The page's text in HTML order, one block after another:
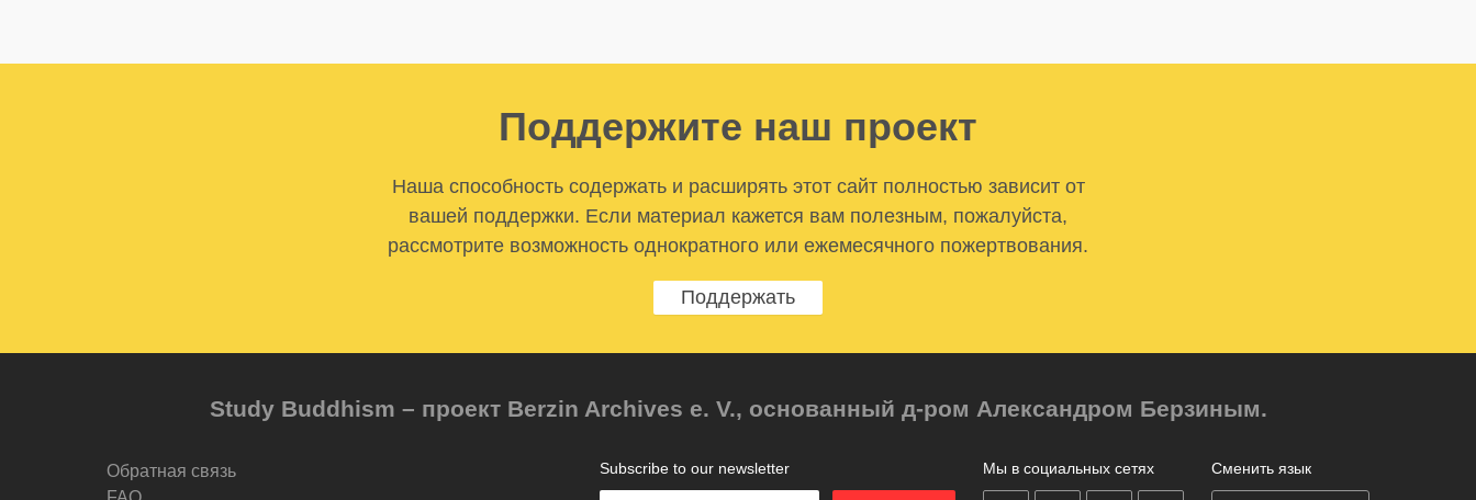
Поддержите наш проект
Наша способность содержать и расширять этот сайт полностью зависит от
вашей поддержки. Если материал кажется вам полезным, пожалуйста,
рассмотрите возможность однократного или ежемесячного пожертвования.
Поддержать
Study Buddhism – проект Berzin Archives e. V., основанный д-ром Александром Берзиным.
Обратная связь
Сменить язык
Мы в социальных сетях
Subscribe to our newsletter